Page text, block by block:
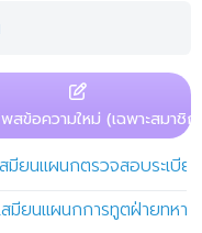
สข้อความใหม่ (เฉพาะสมาชิก)
ยนแผนกตรวจสอบระเบีย
ยนแผนกการทูตฝ่ายทหาร